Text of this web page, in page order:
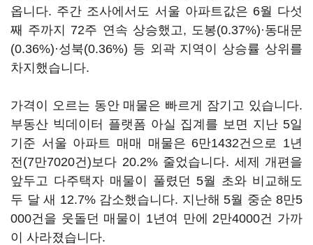
옵니다. 주간 조사에서도 서울 아파트값은 6월 다섯
째 주까지 72주 연속 상승했고, 도봉(0.37%)·동대문
(0.36%)·성북(0.36%) 등 외곽 지역이 상승률 상위를
차지했습니다.
가격이 오르는 동안 매물은 빠르게 잠기고 있습니다.
부동산 빅데이터 플랫폼 아실 집계를 보면 지난 5일
기준 서울 아파트 매매 매물은 6만1432건으로 1년
전(7만7020건)보다 20.2% 줄었습니다. 세제 개편을
앞두고 다주택자 매물이 풀렸던 5월 초와 비교해도
두 달 새 12.7% 감소했습니다. 지난해 5월 중순 8만5
000건을 웃돌던 매물이 1년여 만에 2만4000건 가까
이 사라졌습니다.